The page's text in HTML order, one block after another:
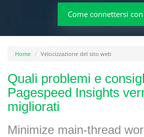
Come connettersi
Home Velocizzazione del sito web
Quali problemi e
Pagespeed Insights
migliorati
Minimize main-thread